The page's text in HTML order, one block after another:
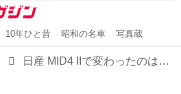
10年ひと昔 昭和の名車 写真蔵
日産 MID4 IIで変わったのは外観だけではない。エンジン搭載方法やサスペンションなどまるで別のクルマ【スーパーカークロニクル・完全版スペシャル／04】